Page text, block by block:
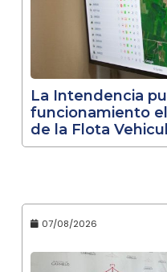
La Intendencia
funcionamiento
de la Flota
07/08/2026